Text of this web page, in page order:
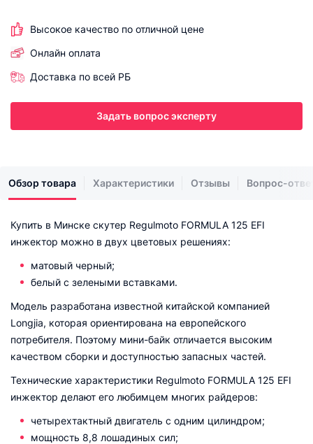
Высокое качество по отличной цене
Онлайн оплата
Доставка по всей РБ
Задать вопрос эксперту
Обзор товара Характеристики Отзывы Вопрос-
Купить в Минске скутер Regulmoto FORMULA 125 EFI
инжектор можно в двух цветовых решениях:
матовый черный;
белый с зелеными вставками.
Модель разработана известной китайской компанией
Longjia, которая ориентирована на европейского
потребителя. Поэтому мини-байк отличается высоким
качеством сборки и доступностью запасных частей.
Технические характеристики Regulmoto FORMULA 125 EFI
инжектор делают его любимцем многих райдеров:
четырехтактный двигатель с одним цилиндром;
мощность 8,8 лошадиных сил;